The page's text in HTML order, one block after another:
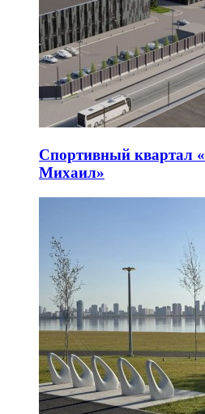
Спортивный квартал
Михаил»